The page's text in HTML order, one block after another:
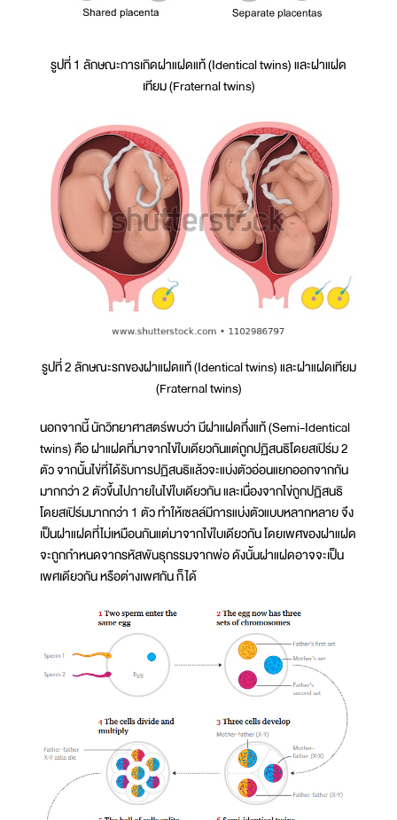
รูปที่ 1 ลักษณะการเกิดฝาแฝดแท้ (Identical twins) และฝาแฝด
เทียม (Fraternal twins)
รูปที่ 2 ลักษณะรกของฝาแฝดแท้ (Identical twins) และฝาแฝดเทียม
(Fraternal twins)
นอกจากนี้ นักวิทยาศาสตร์พบว่า มีฝาแฝดกึ่งแท้ (Semi-Identical
twins) คือ ฝาแฝดที่มาจากไข่ใบเดียวกันแต่ถูกปฏิสนธิโดยสเปิร์ม 2
ตัว จากนั้นไข่ที่ได้รับการปฏิสนธิแล้วจะแบ่งตัวอ่อนแยกออกจากกัน
มากกว่า 2 ตัวขึ้นไปภายในไข่ใบเดียวกัน และเนื่องจากไข่ถูกปฏิสนธิ
โดยสเปิร์มมากกว่า 1 ตัว ทำให้เซลล์มีการแบ่งตัวแบบหลากหลาย จึง
เป็นฝาแฝดที่ไม่เหมือนกันแต่มาจากไข่ใบเดียวกัน โดยเพศของฝาแฝด
จะถูกกำหนดจากรหัสพันธุกรรมจากพ่อ ดังนั้นฝาแฝดอาจจะเป็น
เพศเดียวกัน หรือต่างเพศกัน ก็ได้